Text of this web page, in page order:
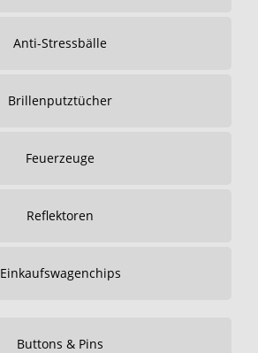
Anti-Stressbälle
Brillenputztücher
Feuerzeuge
Reflektoren
Einkaufswagenchips
Buttons & Pins